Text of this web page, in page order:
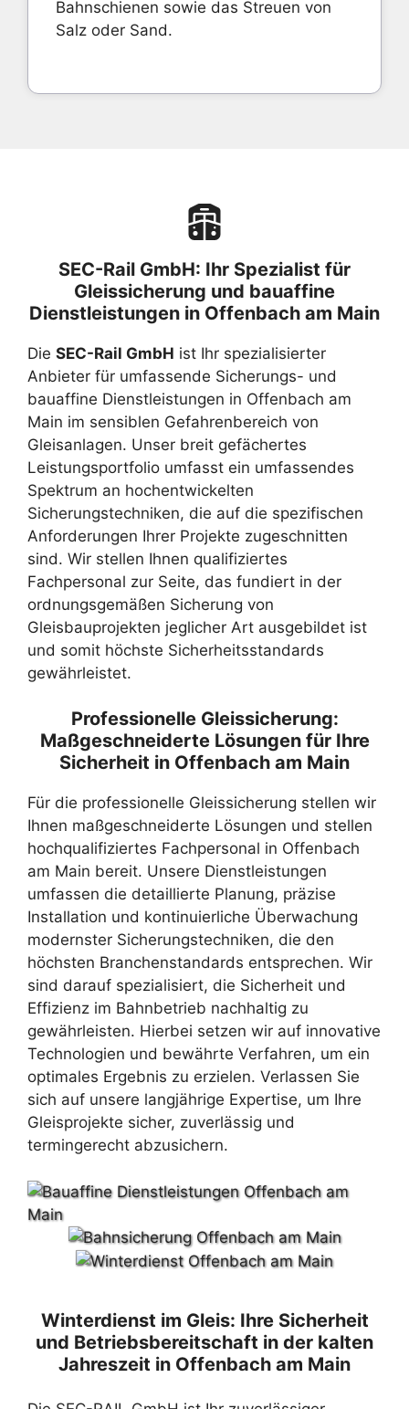
Bahnschienen sowie das Streuen von
Salz oder Sand.
SEC-Rail GmbH: Ihr Spezialist für
Gleissicherung und bauaffine
Dienstleistungen in Offenbach am Main
Die SEC-Rail GmbH ist Ihr spezialisierter
Anbieter für umfassende Sicherungs- und
bauaffine Dienstleistungen in Offenbach am
Main im sensiblen Gefahrenbereich von
Gleisanlagen. Unser breit gefächertes
Leistungsportfolio umfasst ein umfassendes
Spektrum an hochentwickelten
Sicherungstechniken, die auf die spezifischen
Anforderungen Ihrer Projekte zugeschnitten
sind. Wir stellen Ihnen qualifiziertes
Fachpersonal zur Seite, das fundiert in der
ordnungsgemäßen Sicherung von
Gleisbauprojekten jeglicher Art ausgebildet ist
und somit höchste Sicherheitsstandards
gewährleistet.
Professionelle Gleissicherung:
Maßgeschneiderte Lösungen für Ihre
Sicherheit in Offenbach am Main
Für die professionelle Gleissicherung stellen wir
Ihnen maßgeschneiderte Lösungen und stellen
hochqualifiziertes Fachpersonal in Offenbach
am Main bereit. Unsere Dienstleistungen
umfassen die detaillierte Planung, präzise
Installation und kontinuierliche Überwachung
modernster Sicherungstechniken, die den
höchsten Branchenstandards entsprechen. Wir
sind darauf spezialisiert, die Sicherheit und
Effizienz im Bahnbetrieb nachhaltig zu
gewährleisten. Hierbei setzen wir auf innovative
Technologien und bewährte Verfahren, um ein
optimales Ergebnis zu erzielen. Verlassen Sie
sich auf unsere langjährige Expertise, um Ihre
Gleisprojekte sicher, zuverlässig und
termingerecht abzusichern.
Winterdienst im Gleis: Ihre Sicherheit
und Betriebsbereitschaft in der kalten
Jahreszeit in Offenbach am Main